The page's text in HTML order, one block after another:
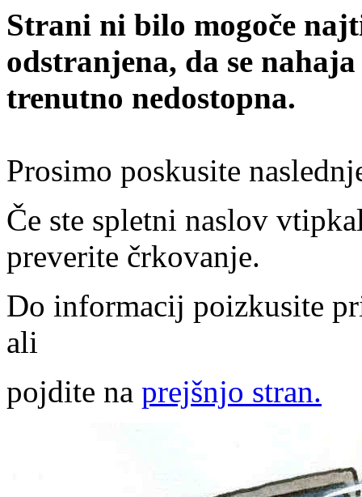
Strani ni bilo mogoče
odstranjena, da se
trenutno nedostopna.
Prosimo poskusite
Če ste spletni naslov
preverite črkovanje.
Do informacij poizkusite
ali
pojdite na prejšnjo stran.